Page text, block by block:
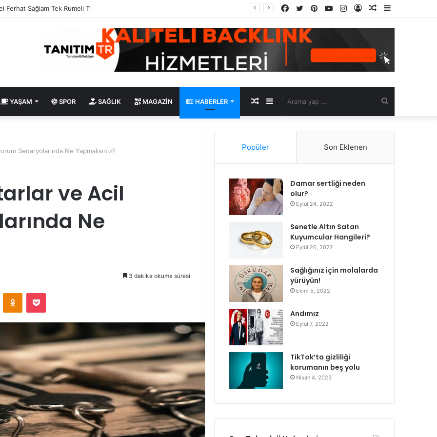
Ferhat Sağlam Tek Rumeli Tv’de Marka Atölyesi Programına Konuk Oldu
Kenar
Rastgele
Kayıt
Instagram
YouTube
Pinterest
Twitter
Facebook
YAŞAM SPOR SAĞLIK MAGAZIN HABERLER
yap
Kenar
Bölmesi
Rastgele
Makale
Senaryolarında Ne Yapmalısınız?
ve Acil
Ne
3 dakika okuma süresi
Odnoklassniki
Pocket
Popüler Son Eklenen
Damar sertliği neden
olur?
Eylül 24, 2022
Senetle Altın Satan
Kuyumcular Hangileri?
Eylül 26, 2022
Sağlığınız için molalarda
yürüyün!
Ekim 5, 2022
Andımız
Eylül 7, 2022
TikTok’ta gizliliği
korumanın beş yolu
Nisan 4, 2023